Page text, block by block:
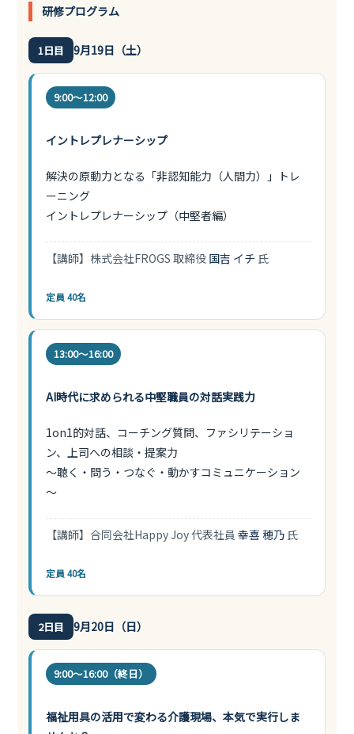
研修プログラム
1日目 9月19日（土）
9:00〜12:00
イントレプレナーシップ
解決の原動力となる「非認知能力（人間力）」トレ
ーニング
イントレプレナーシップ（中堅者編）
【講師】株式会社FROGS 取締役 国吉 イチ 氏
定員 40名
13:00〜16:00
AI時代に求められる中堅職員の対話実践力
1on1的対話、コーチング質問、ファシリテーショ
ン、上司への相談・提案力
～聴く・問う・つなぐ・動かすコミュニケーション
～
【講師】合同会社Happy Joy 代表社員幸喜 穂乃 氏
定員 40名
2日目 9月20日（日）
9:00〜16:00（終日）
福祉用具の活用で変わる介護現場、本気で実行しま